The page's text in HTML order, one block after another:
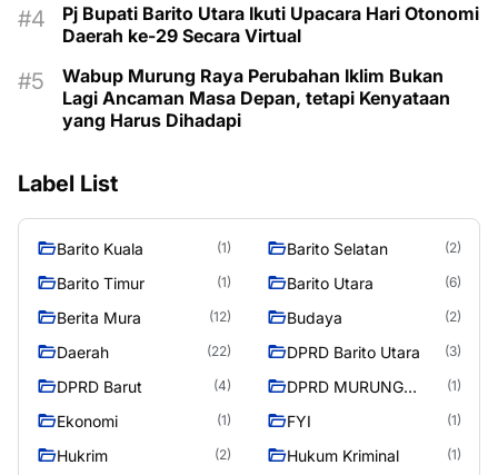
Pj Bupati Barito Utara Ikuti Upacara Hari Otonomi
Daerah ke-29 Secara Virtual
Wabup Murung Raya Perubahan Iklim Bukan
Lagi Ancaman Masa Depan, tetapi Kenyataan
yang Harus Dihadapi
Label List
Barito Kuala (1) Barito Selatan (2)
Barito Timur (1) Barito Utara (6)
Berita Mura (12) Budaya (2)
Daerah (22) DPRD Barito Utara (3)
DPRD Barut (4)
DPRD MURUNG
(1)
Ekonomi (1) FYI (1)
Hukrim (2) Hukum Kriminal (1)